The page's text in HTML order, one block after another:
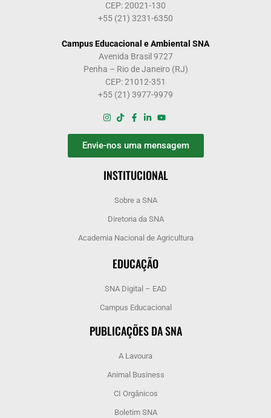
CEP: 20021-130
+55 (21) 3231-6350
Campus Educacional e Ambiental SNA
Avenida Brasil 9727
Penha – Rio de Janeiro (RJ)
CEP: 21012-351
+55 (21) 3977-9979
Envie-nos uma mensagem
INSTITUCIONAL
Sobre a SNA
Diretoria da SNA
Academia Nacional de Agricultura
EDUCAÇÃO
SNA Digital – EAD
Campus Educacional
PUBLICAÇÕES DA SNA
A Lavoura
Animal Business
CI Orgânicos
Boletim SNA